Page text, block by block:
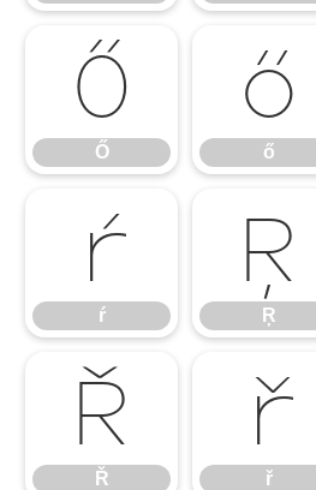
Ő
Ő
ő
ő
ŕ
ŕ
Ŗ
Ŗ
Ř
Ř
ř
ř